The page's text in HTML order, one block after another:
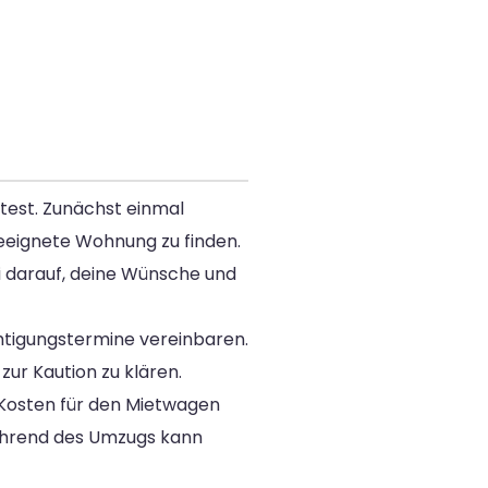
Zunächst einmal
Wohnung zu finden.
deine Wünsche und
vereinbaren.
Kaution zu klären.
für den Mietwagen
des Umzugs kann